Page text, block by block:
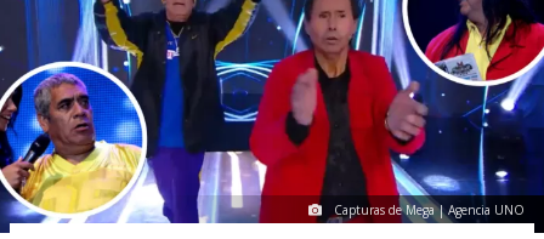
Capturas de Mega | Agencia UNO